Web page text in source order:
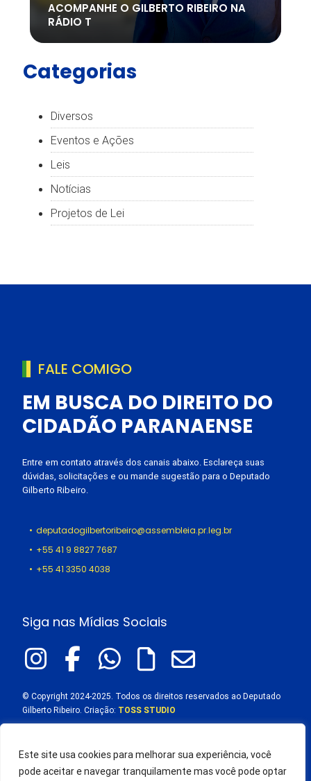
Este site usa cookies para melhorar sua experiência, você
pode aceitar e navegar tranquilamente mas você pode optar
ACOMPANHE O GILBERTO RIBEIRO NA
RÁDIO T
Categorias
Diversos
Eventos e Ações
Leis
Notícias
Projetos de Lei
FALE COMIGO
EM BUSCA DO DIREITO DO
CIDADÃO PARANAENSE
Entre em contato através dos canais abaixo. Esclareça suas
dúvidas, solicitações e ou mande sugestão para o Deputado
Gilberto Ribeiro.
deputadogilbertoribeiro@assembleia.pr.leg.br
+55 41 9 8827 7687
+55 41 3350 4038
Siga nas Mídias Sociais
© Copyright 2024-2025. Todos os direitos reservados ao Deputado
Gilberto Ribeiro. Criação: TOSS STUDIO